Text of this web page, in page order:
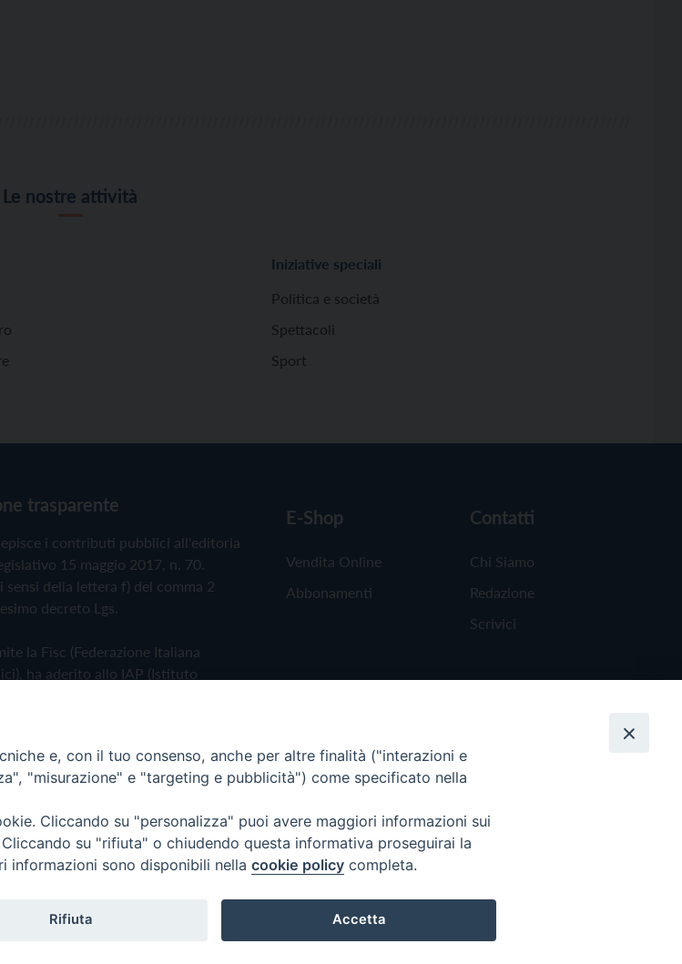
Le nostre attività
Iniziative speciali
Politica e società
Spettacoli
Sport
trasparente
i contributi pubblici all'editoria
15 maggio 2017, n. 70.
sensi della lettera f) del comma 2
decreto Lgs.
la Fisc (Federazione Italiana
ha aderito allo IAP (Istituto
Cookie Policy
E-Shop
Vendita Online
Abbonamenti
Contatti
Chi Siamo
Redazione
Scrivici
e, con il tuo consenso, anche per altre finalità ("interazioni e
"misurazione" e "targeting e pubblicità") come specificato nella
Cliccando su "personalizza" puoi avere maggiori informazioni sui
su "rifiuta" o chiudendo questa informativa proseguirai la
informazioni sono disponibili nella cookie policy completa.
Rifiuta Accetta